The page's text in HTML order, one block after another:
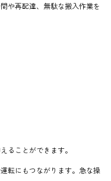
や再配達、無駄な搬入作業を
ることができます。
転にもつながります。急な操